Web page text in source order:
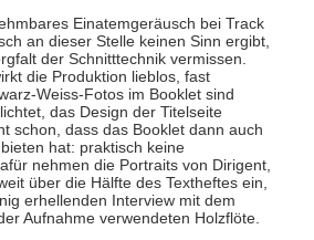
Einatemgeräusch bei Track
an dieser Stelle keinen Sinn ergibt,
der Schnitttechnik vermissen.
die Produktion lieblos, fast
Weiss-Fotos im Booklet sind
das Design der Titelseite
schon, dass das Booklet dann auch
hat: praktisch keine
nehmen die Portraits von Dirigent,
über die Hälfte des Textheftes ein,
erhellenden Interview mit dem
Aufnahme verwendeten Holzflöte.